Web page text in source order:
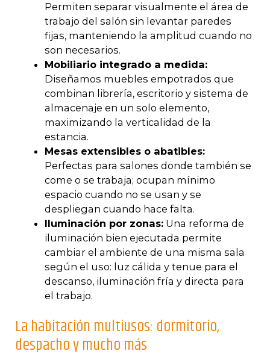
Permiten separar visualmente el área de
trabajo del salón sin levantar paredes
fijas, manteniendo la amplitud cuando no
son necesarios.
Mobiliario integrado a medida:
Diseñamos muebles empotrados que
combinan librería, escritorio y sistema de
almacenaje en un solo elemento,
maximizando la verticalidad de la
estancia.
Mesas extensibles o abatibles:
Perfectas para salones donde también se
come o se trabaja; ocupan mínimo
espacio cuando no se usan y se
despliegan cuando hace falta.
Iluminación por zonas:Una reforma de
iluminación bien ejecutada permite
cambiar el ambiente de una misma sala
según el uso: luz cálida y tenue para el
descanso, iluminación fría y directa para
el trabajo.
La habitación multiusos: dormitorio,
despacho y mucho más